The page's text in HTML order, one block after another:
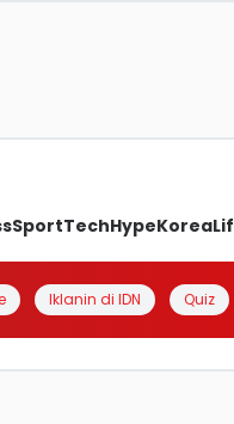
SportTechHypeKorea
Iklanin di IDN Quiz